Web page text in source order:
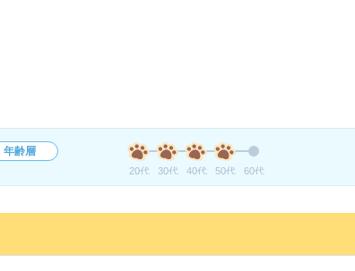
年齢層
20代 30代 40代 50代 60代